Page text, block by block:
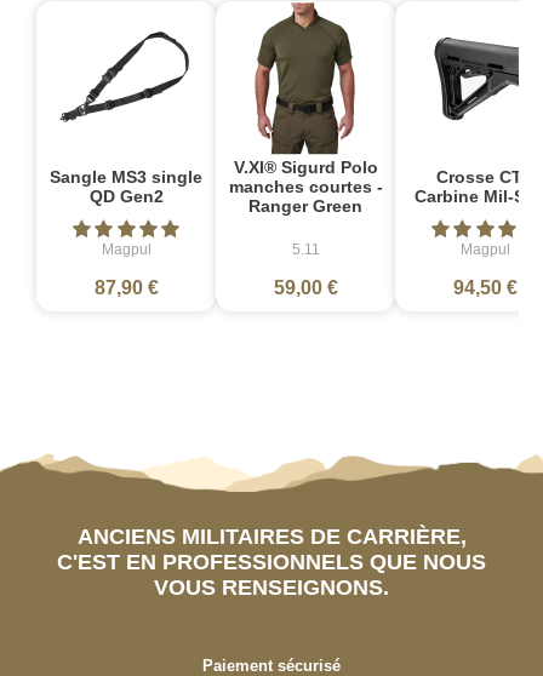
Sangle MS3 single
QD Gen2
Magpul
87,90 €
V.XI® Sigurd Polo
manches courtes -
Ranger Green
5.11
59,00 €
Crosse CTR
Carbine Mil-
Magpul
94,50 €
ANCIENS MILITAIRES DE CARRIÈRE,
C'EST EN PROFESSIONNELS QUE NOUS
VOUS RENSEIGNONS.
Paiement sécurisé